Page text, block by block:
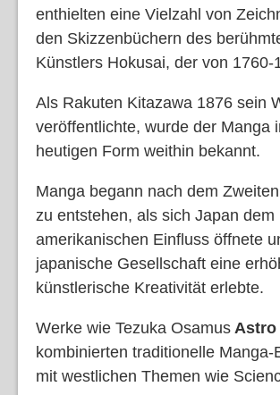
enthielten eine Vielzahl von
den Skizzenbüchern des
Künstlers Hokusai, der von 1760-
Als Rakuten Kitazawa 1876 sein
veröffentlichte, wurde der Manga
heutigen Form weithin bekannt.
Manga begann nach dem
zu entstehen, als sich Japan dem
amerikanischen Einfluss öffnete
japanische Gesellschaft eine
künstlerische Kreativität erlebte.
Werke wie Tezuka Osamus Astro
kombinierten traditionelle Manga-
mit westlichen Themen wie